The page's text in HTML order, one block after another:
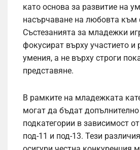
като основа за развитие на
насърчаване на любовта към
Състезанията за младежки
фокусират върху участието и
умения, а не върху строги
представяне.
В рамките на младежката
могат да бъдат
подкатегории в зависимост
под-11 и под-13. Тези